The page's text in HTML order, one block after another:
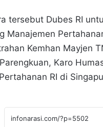
tersebut Dubes RI
Manajemen
Kemhan Mayjen
Karo
RI di